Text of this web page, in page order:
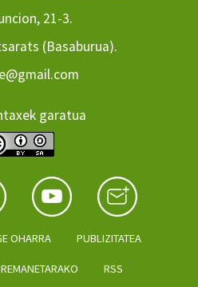
21-3.
(Basaburua).
garatua
OHARRA PUBLIZITATEA
RSS